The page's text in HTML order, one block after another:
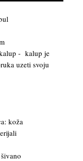
- kalup je
uzeti svoju
koža